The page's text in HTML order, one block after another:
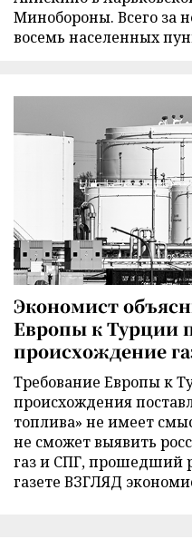
Минобороны. Всего за
восемь населенных
Экономист
Европы к Турции
происхождение
Требование Европы к
происхождения
топлива» не имеет
не сможет выявить
газ и СПГ, прошедший
газете ВЗГЛЯД